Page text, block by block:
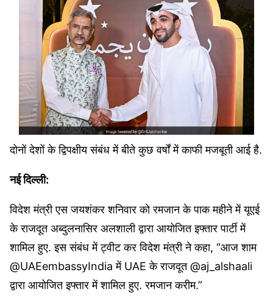
दोनों देशों के द्विपक्षीय संबंध में बीते कुछ वर्षों में काफी मजबूती आई है.
नई दिल्ली:
विदेश मंत्री एस जयशंकर शनिवार को रमजान के पाक महीने में यूएई
के राजदूत अब्दुलनासिर अलशाली द्वारा आयोजित इफ्तार पार्टी में
शामिल हुए. इस संबंध में ट्वीट कर विदेश मंत्री ने कहा, “आज शाम
@UAEembassyIndia में UAE के राजदूत @aj_alshaali
द्वारा आयोजित इफ्तार में शामिल हुए. रमजान करीम.”